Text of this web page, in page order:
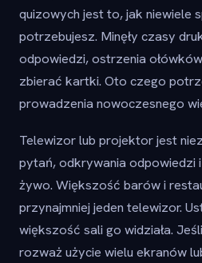
quizowych jest to, jak niewiele
potrzebujesz. Minęły czasy
odpowiedzi, ostrzenia
zbierać kartki. Oto czego
prowadzenia nowoczesnego
Telewizor lub projektor jest
pytań, odkrywania odpowiedzi
żywo. Większość barów i
przynajmniej jeden telewizor.
większość sali go widziała.
rozważ użycie wielu ekranów